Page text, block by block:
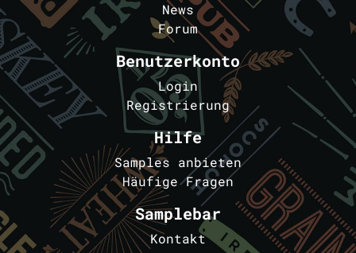
News
Forum
Benutzerkonto
Login
Registrierung
Hilfe
Samples anbieten
Häufige Fragen
Samplebar
Kontakt